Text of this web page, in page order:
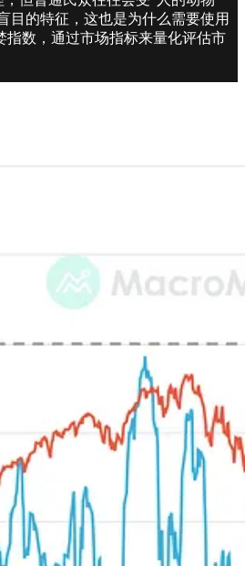
目的特征，这也是为什么需要使用
指数，通过市场指标来量化评估市